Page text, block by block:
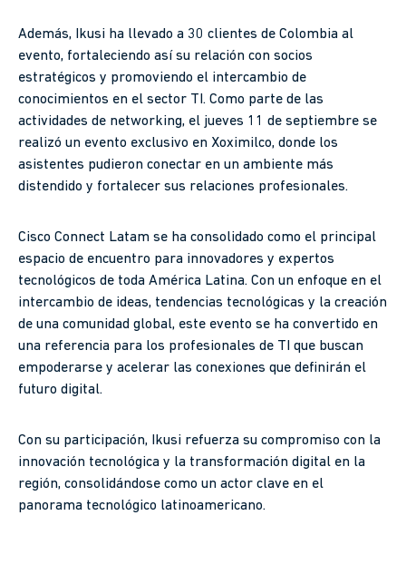
Además, Ikusi ha llevado a 30 clientes de Colombia al
evento, fortaleciendo así su relación con socios
estratégicos y promoviendo el intercambio de
conocimientos en el sector TI. Como parte de las
actividades de networking, el jueves 11 de septiembre se
realizó un evento exclusivo en Xoximilco, donde los
asistentes pudieron conectar en un ambiente más
distendido y fortalecer sus relaciones profesionales.
Cisco Connect Latam se ha consolidado como el principal
espacio de encuentro para innovadores y expertos
tecnológicos de toda América Latina. Con un enfoque en el
intercambio de ideas, tendencias tecnológicas y la creación
de una comunidad global, este evento se ha convertido en
una referencia para los profesionales de TI que buscan
empoderarse y acelerar las conexiones que definirán el
futuro digital.
Con su participación, Ikusi refuerza su compromiso con la
innovación tecnológica y la transformación digital en la
región, consolidándose como un actor clave en el
panorama tecnológico latinoamericano.